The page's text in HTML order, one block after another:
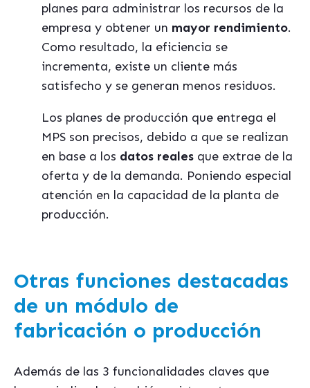
planes para administrar los recursos de la
empresa y obtener un mayor rendimiento.
Como resultado, la eficiencia se
incrementa, existe un cliente más
satisfecho y se generan menos residuos.
Los planes de producción que entrega el
MPS son precisos, debido a que se realizan
en base a los datos reales que extrae de la
oferta y de la demanda. Poniendo especial
atención en la capacidad de la planta de
producción.
Otras funciones destacadas
de un módulo de
fabricación o producción
Además de las 3 funcionalidades claves que